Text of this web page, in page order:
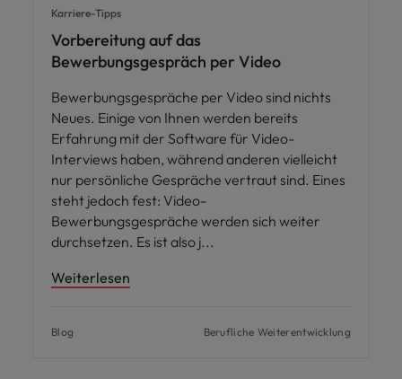
Karriere-Tipps
Vorbereitung auf das
Bewerbungsgespräch per Video
Bewerbungsgespräche per Video sind nichts
Neues. Einige von Ihnen werden bereits
Erfahrung mit der Software für Video-
Interviews haben, während anderen vielleicht
nur persönliche Gespräche vertraut sind. Eines
steht jedoch fest: Video-
Bewerbungsgespräche werden sich weiter
durchsetzen. Es ist also j
Weiterlesen
Blog Berufliche Weiterentwicklung